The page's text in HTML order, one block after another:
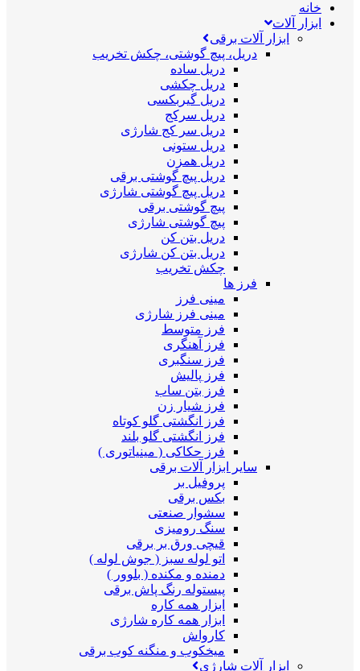
خانه
ابزار آلات
ابزار آلات برقی
دریل، پیچ گوشتی، چکش تخریب
دریل ساده
دریل چکشی
دریل گیربکسی
دریل سرکج
دریل سر کج شارژی
دریل ستونی
دریل همزن
دریل پیچ گوشتی برقی
دریل پیچ گوشتی شارژی
پیچ گوشتی برقی
پیچ گوشتی شارژی
دریل بتن کن
دریل بتن کن شارژی
چکش تخریب
فرز ها
مینی فرز
مینی فرز شارژی
فرز متوسط
فرز آهنگری
فرز سنگبری
فرز پالیش
فرز بتن ساب
فرز شیار زن
فرز انگشتی گلو کوتاه
فرز انگشتی گلو بلند
فرز حکاکی ( مینیاتوری )
سایر ابزار آلات برقی
پروفیل بر
بکس برقی
سشوار صنعتی
سنگ رومیزی
قیچی ورق بر برقی
اتو لوله سبز ( جوش لوله )
دمنده و مکنده ( بلوور )
پیستوله رنگ پاش برقی
ابزار همه کاره
ابزار همه کاره شارژی
کارواش
میخکوب و منگنه کوب برقی
ابزار آلات شارژی